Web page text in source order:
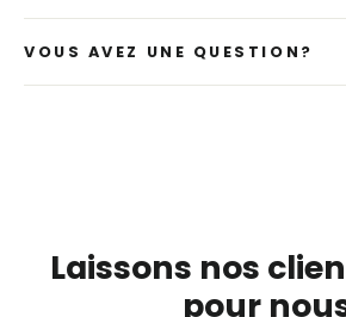
VOUS AVEZ UNE QUESTION?
Laissons nos
pour